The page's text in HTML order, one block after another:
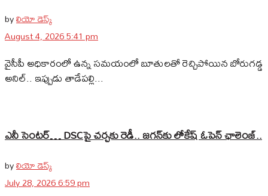
byలియో డెస్క్
August 4, 2026 5:41 pm
వైసీపీ అధికారంలో ఉన్న సమయంలో బూతులతో రెచ్చిపోయిన బోరుగడ్డ
అనిల్‌.. ఇప్పుడు తాడేపల్లి...
ఎనీ సెంటర్‌… DSCపై చర్చకు రెడీ.. జగన్‌కు లోకేష్‌ ఓపెన్ ఛాలెంజ్..
byలియో డెస్క్
July 28, 2026 6:59 pm